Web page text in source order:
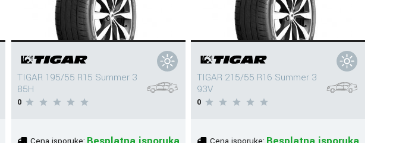
TIGAR 195/55 R15 Summer 3
85H
0
Cena isporuke:
TIGAR 215/55 R16 Summer 3
93V
0
Cena isporuke: